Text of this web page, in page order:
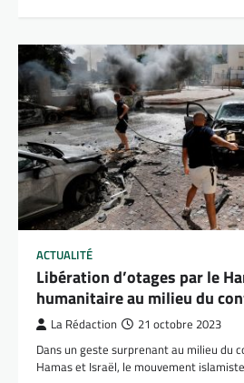
ACTUALITÉ
Libération d’otages par le
humanitaire au milieu du
La Rédaction 21 octobre 2023
Dans un geste surprenant au milieu du
Hamas et Israël, le mouvement